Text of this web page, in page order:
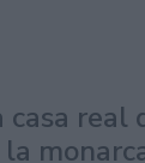
casa real